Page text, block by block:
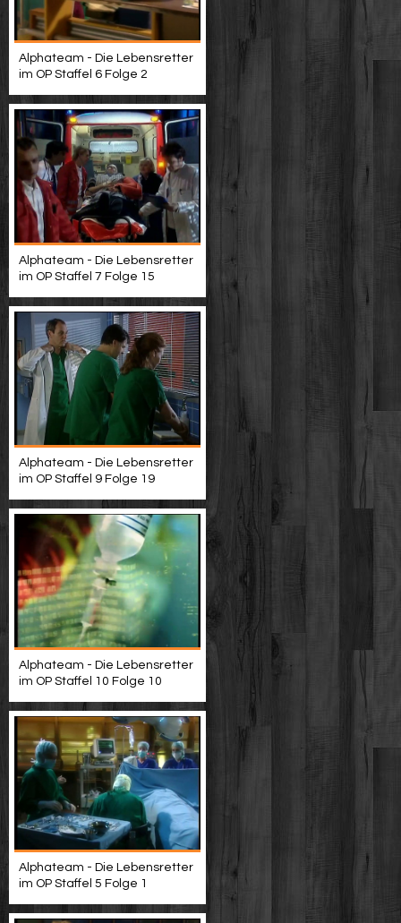
Alphateam - Die Lebensretter
im OP Staffel 6 Folge 2
Alphateam - Die Lebensretter
im OP Staffel 7 Folge 15
Alphateam - Die Lebensretter
im OP Staffel 9 Folge 19
Alphateam - Die Lebensretter
im OP Staffel 10 Folge 10
Alphateam - Die Lebensretter
im OP Staffel 5 Folge 1